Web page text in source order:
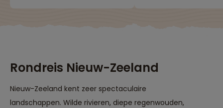
met een goede lokale
chauffeur en een
door de Nederlandse
reisleiding."
Een gevarieerd
van excursies en
geweldig
Rondreis Nieuw-Zeeland
Nieuw-Zeeland kent zeer spectaculaire
landschappen. Wilde rivieren, diepe regenwouden,